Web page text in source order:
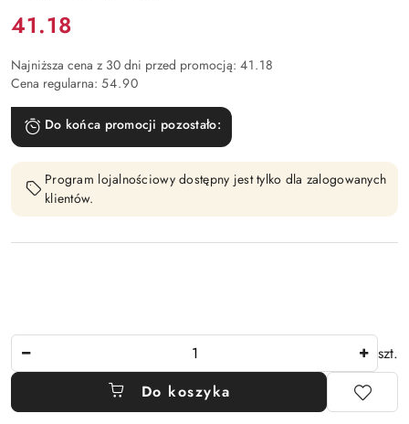
Cena:
41.18
Najniższa cena z 30 dni przed promocją: 41.18
Cena regularna: 54.90
Do końca promocji pozostało:
Program lojalnościowy dostępny jest tylko dla zalogowanych
klientów.
szt.
Do koszyka